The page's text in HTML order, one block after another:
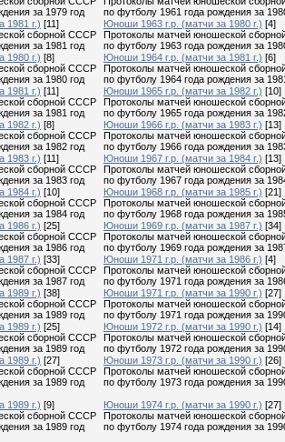
за 1979 год
по футболу 1961 года рождения за
1981 г.) [11]
сборной СССР
за 1981 год
Юноши 1963 г.р. (матчи за 1980 г.) [4]
Протоколы матчей юношеской
по футболу 1963 года рождения за
1980 г.) [8]
сборной СССР
за 1980 год
Юноши 1964 г.р. (матчи за 1981 г.) [6]
Протоколы матчей юношеской
по футболу 1964 года рождения за
1981 г.) [11]
сборной СССР
за 1981 год
Юноши 1965 г.р. (матчи за 1982 г.) [10]
Протоколы матчей юношеской
по футболу 1965 года рождения за
1982 г.) [8]
сборной СССР
за 1982 год
Юноши 1966 г.р. (матчи за 1983 г.) [13]
Протоколы матчей юношеской
по футболу 1966 года рождения за
1983 г.) [11]
сборной СССР
за 1983 год
Юноши 1967 г.р. (матчи за 1984 г.) [13]
Протоколы матчей юношеской
по футболу 1967 года рождения за
1984 г.) [10]
сборной СССР
за 1984 год
Юноши 1968 г.р. (матчи за 1985 г.) [21]
Протоколы матчей юношеской
по футболу 1968 года рождения за
1986 г.) [25]
сборной СССР
за 1986 год
Юноши 1969 г.р. (матчи за 1987 г.) [34]
Протоколы матчей юношеской
по футболу 1969 года рождения за
1987 г.) [33]
сборной СССР
за 1987 год
Юноши 1971 г.р. (матчи за 1986 г.) [4]
Протоколы матчей юношеской
по футболу 1971 года рождения за
1989 г.) [38]
сборной СССР
за 1989 год
Юноши 1971 г.р. (матчи за 1990 г.) [27]
Протоколы матчей юношеской
по футболу 1971 года рождения за
1989 г.) [25]
сборной СССР
за 1989 год
Юноши 1972 г.р. (матчи за 1990 г.) [14]
Протоколы матчей юношеской
по футболу 1972 года рождения за
1989 г.) [27]
сборной СССР
за 1989 год
Юноши 1973 г.р. (матчи за 1990 г.) [26]
Протоколы матчей юношеской
по футболу 1973 года рождения за
1989 г.) [9]
сборной СССР
за 1989 год
Юноши 1974 г.р. (матчи за 1990 г.) [27]
Протоколы матчей юношеской
по футболу 1974 года рождения за